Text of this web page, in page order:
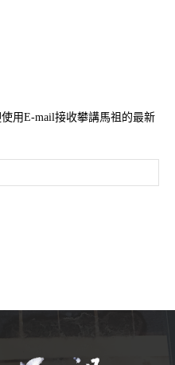
用E-mail接收攀講馬祖的最新